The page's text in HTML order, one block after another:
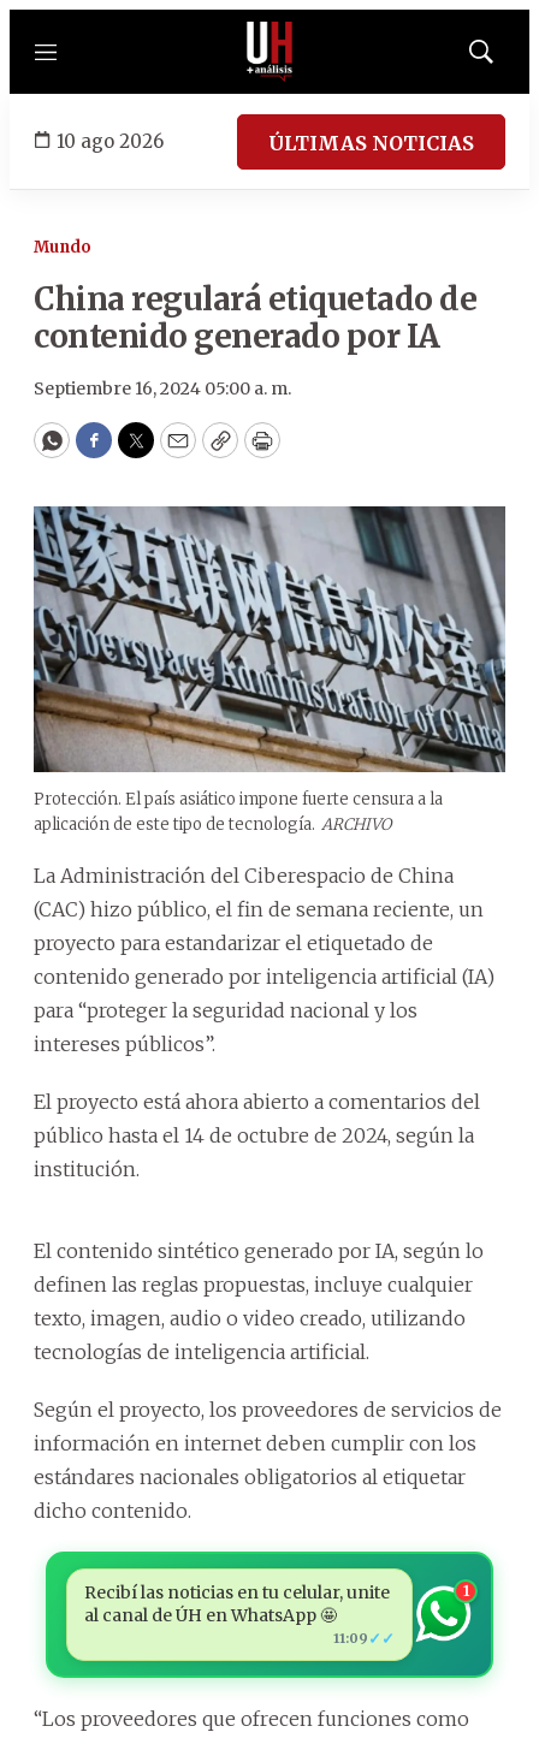
Menú
Mostrar
10 ago 2026 ÚLTIMAS NOTICIAS
Mundo
China regulará etiquetado de
contenido generado por IA
Septiembre 16, 2024 05:00 a. m.
WhatsApp
Facebook
Twitter
EmailCopyPrint
Protección. El país asiático impone fuerte censura a la
aplicación de este tipo de tecnología. ARCHIVO
La Administración del Ciberespacio de China
(CAC) hizo público, el fin de semana reciente, un
proyecto para estandarizar el etiquetado de
contenido generado por inteligencia artificial (IA)
para “proteger la seguridad nacional y los
intereses públicos”.
El proyecto está ahora abierto a comentarios del
público hasta el 14 de octubre de 2024, según la
institución.
El contenido sintético generado por IA, según lo
definen las reglas propuestas, incluye cualquier
texto, imagen, audio o video creado, utilizando
tecnologías de inteligencia artificial.
Según el proyecto, los proveedores de servicios de
información en internet deben cumplir con los
estándares nacionales obligatorios al etiquetar
dicho contenido.
Recibí las noticias en tu celular, unite
al canal de ÚH en WhatsApp 🤩
11:09 ✓✓
1
“Los proveedores que ofrecen funciones como